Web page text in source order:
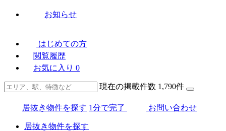
お知らせ
はじめての方
閲覧履歴
お気に入り 0
現在の掲載件数 1,790件
居抜き物件を探す 1分で完了 お問い合わせ
居抜き物件を探す